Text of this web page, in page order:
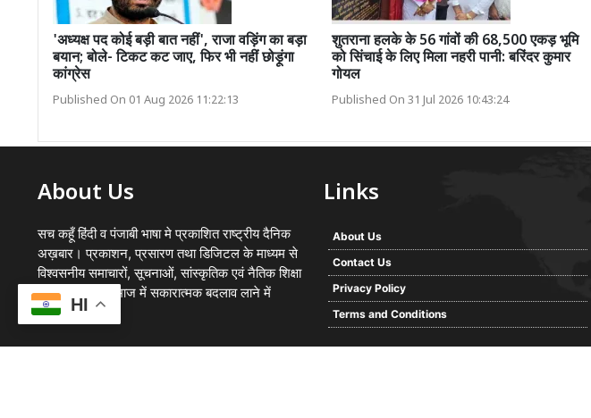
'अध्यक्ष पद कोई बड़ी बात नहीं', राजा वड़िंग का बड़ा
बयान; बोले- टिकट कट जाए, फिर भी नहीं छोड़ूंगा
कांग्रेस
Published On 01 Aug 2026 11:22:13
शुतराना हलके के 56 गांवों की 68,500 एकड़ भूमि
को सिंचाई के लिए मिला नहरी पानी: बरिंदर कुमार
गोयल
Published On 31 Jul 2026 10:43:24
About Us
सच कहूँ हिंदी व पंजाबी भाषा मे प्रकाशित राष्ट्रीय दैनिक
अख़बार। प्रकाशन, प्रसारण तथा डिजिटल के माध्यम से
विश्वसनीय समाचारों, सूचनाओं, सांस्कृतिक एवं नैतिक शिक्षा
का प्रसार कर समाज में सकारात्मक बदलाव लाने में
प्रयासरत
Links
About Us
Contact Us
Privacy Policy
Terms and Conditions
HI